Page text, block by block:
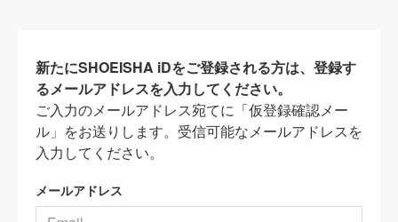
新たにSHOEISHA iDをご登録される方は、登録す
るメールアドレスを入力してください。
ご入力のメールアドレス宛てに「仮登録確認メー
ル」をお送りします。受信可能なメールアドレスを
入力してください。
メールアドレス